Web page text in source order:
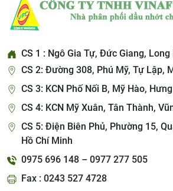
CS 1 : Ngô Gia Tự, Đức Giang, Long
CS 2: Đường 308, Phú Mỹ, Tự Lập,
CS 3: KCN Phố Nối B, Mỹ Hào,
CS 4: KCN Mỹ Xuân, Tân Thành,
CS 5: Điện Biên Phủ, Phường 15,
Hồ Chí Minh
0975 696 148 – 0977 277 505
Fax : 0243 527 4728